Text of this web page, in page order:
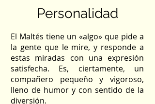
Personalidad
El Maltés tiene un «algo» que pide a
la gente que le mire, y responde a
estas miradas con una expresión
satisfecha. Es, ciertamente, un
compañero pequeño y vigoroso,
lleno de humor y con sentido de la
diversión.